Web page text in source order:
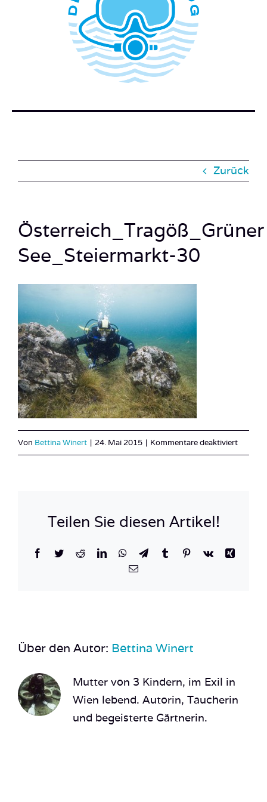
WER STECKT HINTER DEM TAUCHERBLOG?
BUCH BESTELLEN
Zurück
Österreich_Tragöß_Grüner
See_Steiermarkt-30
Von Bettina Winert | 24. Mai 2015 | Kommentare deaktiviertfür
Teilen Sie diesen Artikel!
Facebook
TwitterRedditLinkedInWhatsApp
TelegramTumblrPinterest
Vk
Xing
E-
Über den Autor: Bettina Winert
Mutter von 3 Kindern, im Exil in
Wien lebend. Autorin, Taucherin
und begeisterte Gärtnerin.